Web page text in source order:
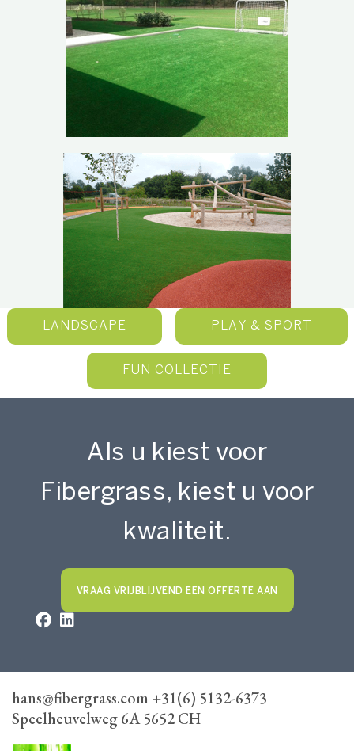
LANDSCAPE PLAY & SPORT
FUN COLLECTIE
Als u kiest voor
Fibergrass, kiest u voor
kwaliteit.
VRAAG VRIJBLIJVEND EEN OFFERTE AAN
hans@fibergrass.com +31(6) 5132-6373
Speelheuvelweg 6A 5652 CH